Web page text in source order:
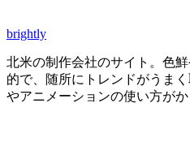
brightly
北米の制作会社のサイト。色
的で、随所にトレンドがうま
やアニメーションの使い方がか